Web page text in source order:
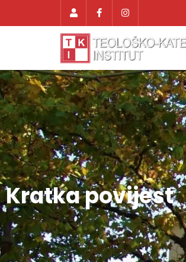
Kratka povijest